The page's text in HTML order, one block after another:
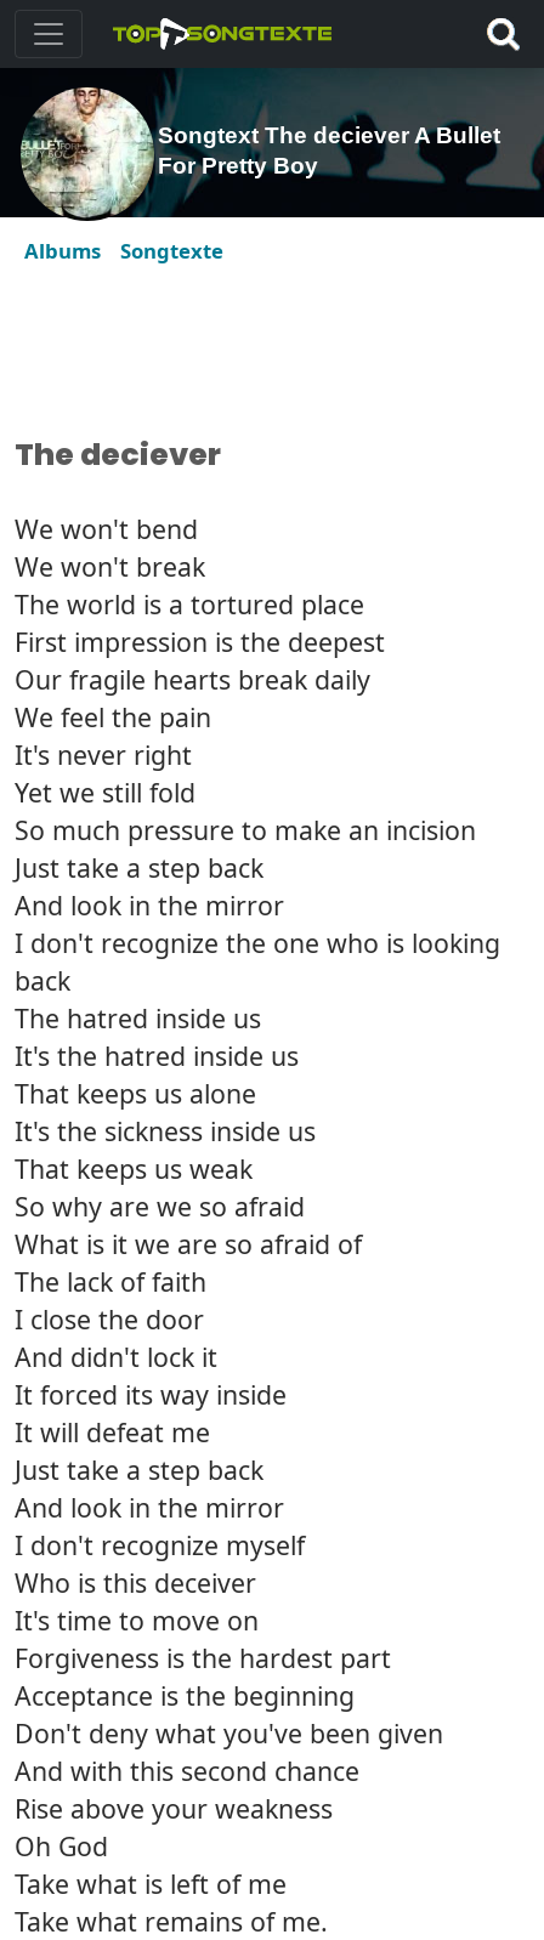
Songtext The deciever A Bullet
For Pretty Boy
Albums Songtexte
The deciever
We won't bend
We won't break
The world is a tortured place
First impression is the deepest
Our fragile hearts break daily
We feel the pain
It's never right
Yet we still fold
So much pressure to make an incision
Just take a step back
And look in the mirror
I don't recognize the one who is looking
back
The hatred inside us
It's the hatred inside us
That keeps us alone
It's the sickness inside us
That keeps us weak
So why are we so afraid
What is it we are so afraid of
The lack of faith
I close the door
And didn't lock it
It forced its way inside
It will defeat me
Just take a step back
And look in the mirror
I don't recognize myself
Who is this deceiver
It's time to move on
Forgiveness is the hardest part
Acceptance is the beginning
Don't deny what you've been given
And with this second chance
Rise above your weakness
Oh God
Take what is left of me
Take what remains of me.